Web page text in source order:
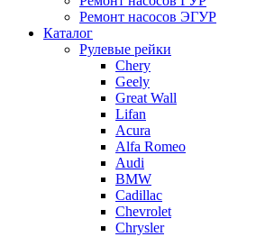
Ремонт насосов ЭГУР
Каталог
Рулевые рейки
Chery
Geely
Great Wall
Lifan
Acura
Alfa Romeo
Audi
BMW
Cadillac
Chevrolet
Chrysler